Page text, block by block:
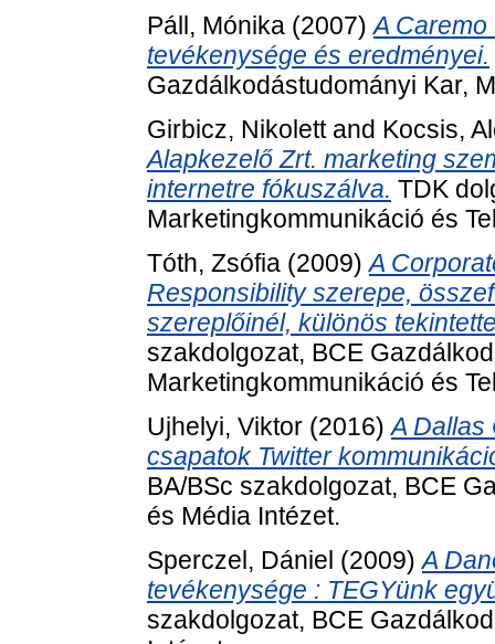
Páll, Mónika (2007)A
tevékenysége és eredményei.
Gazdálkodástudományi Kar,
Girbicz, Nikolettand Kocsis,
Alapkezelő Zrt. marketing
internetre fókuszálva. TDK
Marketingkommunikáció és
Tóth, Zsófia (2009)A
Responsibility szerepe,
szereplőinél, különös
szakdolgozat, BCE
Marketingkommunikáció és
Ujhelyi, Viktor (2016)A Dallas
csapatok Twitter
BA/BSc szakdolgozat, BCE
és Média Intézet.
Sperczel, Dániel (2009)A
tevékenysége : TEGYünk
szakdolgozat, BCE